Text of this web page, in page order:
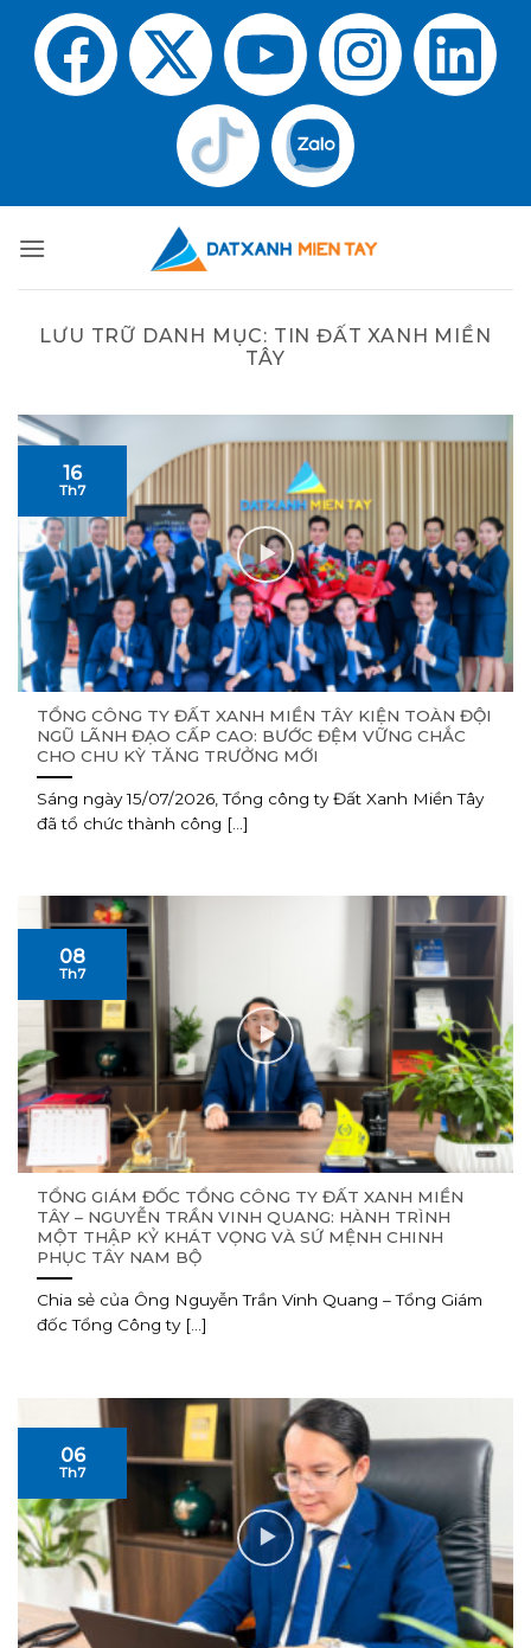
LƯU TRỮ DANH MỤC: TIN ĐẤT XANH MIỀN
TÂY
TỔNG CÔNG TY ĐẤT XANH MIỀN TÂY KIỆN TOÀN ĐỘI
NGŨ LÃNH ĐẠO CẤP CAO: BƯỚC ĐỆM VỮNG CHẮC
CHO CHU KỲ TĂNG TRƯỞNG MỚI
Sáng ngày 15/07/2026, Tổng công ty Đất Xanh Miền Tây
đã tổ chức thành công [...]
16
Th7
TỔNG GIÁM ĐỐC TỔNG CÔNG TY ĐẤT XANH MIỀN
TÂY – NGUYỄN TRẦN VINH QUANG: HÀNH TRÌNH
MỘT THẬP KỶ KHÁT VỌNG VÀ SỨ MỆNH CHINH
PHỤC TÂY NAM BỘ
Chia sẻ của Ông Nguyễn Trần Vinh Quang – Tổng Giám
đốc Tổng Công ty [...]
08
Th7
06
Th7